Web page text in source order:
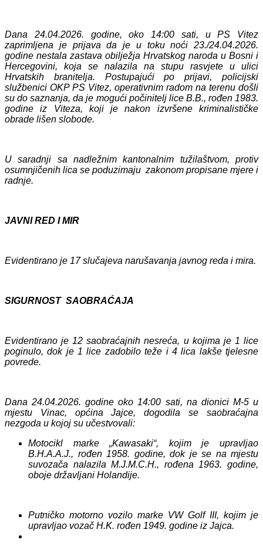
Dana 24.04.2026. godine, oko 14:00 sati, u PS Vitez
zaprimljena je prijava da je u toku noći 23./24.04.2026.
godine nestala zastava obilježja Hrvatskog naroda u Bosni i
Hercegovini, koja se nalazila na stupu rasvjete u ulici
Hrvatskih branitelja. Postupajući po prijavi, policijski
službenici OKP PS Vitez, operativnim radom na terenu došli
su do saznanja, da je mogući počinitelj lice B.B., rođen 1983.
godine iz Viteza, koji je nakon izvršene kriminalističke
obrade lišen slobode.
U saradnji sa nadležnim kantonalnim tužilaštvom, protiv
osumnjičenih lica se poduzimaju zakonom propisane mjere i
radnje.
JAVNI RED I MIR
Evidentirano je 17slučajeva narušavanja javnog reda i mira.
SIGURNOST SAOBRAĆAJA
Evidentirano je 12saobraćajnih nesreća, u kojima je 1 lice
poginulo, dok je 1 lice zadobilo teže i 4 lica lakše tjelesne
povrede.
Dana 24.04.2026. godine oko 14:00 sati, na dionici M-5 u
mjestu Vinac, općina Jajce, dogodila se saobraćajna
nezgoda u kojoj su učestvovali:
Motocikl marke „Kawasaki“, kojim je upravljao
B.H.A.A.J., rođen 1958. godine, dok je se na mjestu
suvozača nalazila M.J.M.C.H., rođena 1963. godine,
oboje državljani Holandije.
Putničko motorno vozilo marke VW Golf III, kojim je
upravljao vozač H.K. rođen 1949. godine iz Jajca.